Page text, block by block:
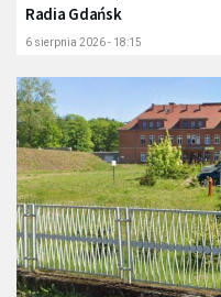
Radia Gdańsk
6 sierpnia 2026 - 18:15